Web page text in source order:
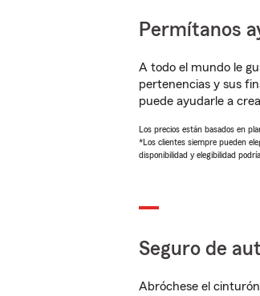
Permítanos
A todo el mundo le
pertenencias y sus
puede ayudarle a
Los precios están basados en
*Los clientes siempre pueden
disponibilidad y elegibilidad
Seguro de
Abróchese el